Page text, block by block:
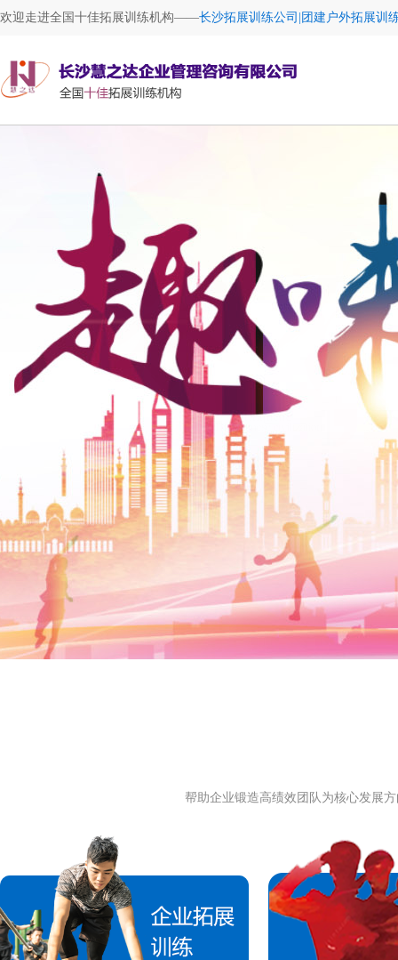
欢迎走进全国十佳拓展训练机构——长沙拓展训练公司|团建户外拓展训
帮助企业锻造高绩效团队为核心发展